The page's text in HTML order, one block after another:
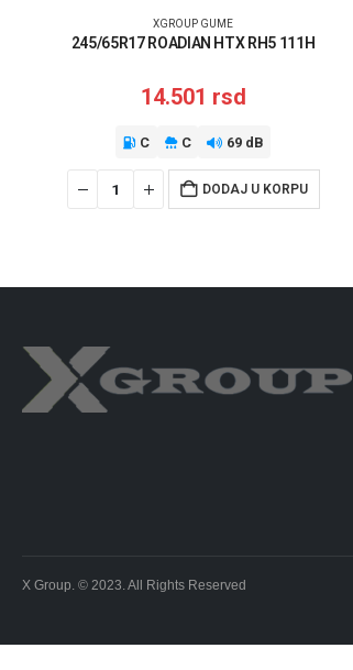
XGROUP GUME
245/65R17 ROADIAN HTX RH5 111H
14.501 rsd
C C 69 dB
DODAJ U KORPU
X Group. © 2023. All Rights Reserved